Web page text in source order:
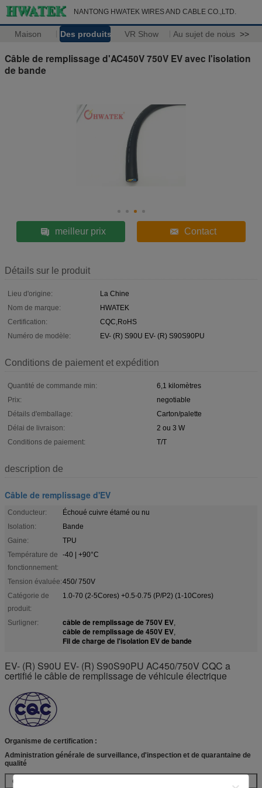
NANTONG HWATEK WIRES AND CABLE CO.,LTD.
Maison Des produits VR Show Au sujet de nous >>
Câble de remplissage d'AC450V 750V EV avec l'isolation
de bande
meilleur prix Contact
Détails sur le produit
Lieu d'origine:
La Chine
Nom de marque:
HWATEK
Certification:
CQC,RoHS
Numéro de modèle:
EV- (R) S90U EV- (R) S90S90PU
Conditions de paiement et expédition
Quantité de commande min:
6,1 kilomètres
Prix:
negotiable
Détails d'emballage:
Carton/palette
Délai de livraison:
2 ou 3 W
Conditions de paiement:
T/T
description de
Câble de remplissage d'EV
Conducteur:
Échoué cuivre étamé ou nu
Isolation:
Bande
Gaine:
TPU
Température de
fonctionnement:
-40 | +90°C
Tension évaluée:450/ 750V
Catégorie de
produit:
1.0-70 (2-5Cores) +0.5-0.75 (P/P2) (1-10Cores)
Surligner: câble de remplissage de 750V EV,
câble de remplissage de 450V EV,
Fil de charge de l'isolation EV de bande
EV- (R) S90U EV- (R) S90S90PU AC450/750V CQC a
certifié le câble de remplissage de véhicule électrique
Organisme de certification :
Administration générale de surveillance, d'inspection et de quarantaine de
qualité
Certificat non.